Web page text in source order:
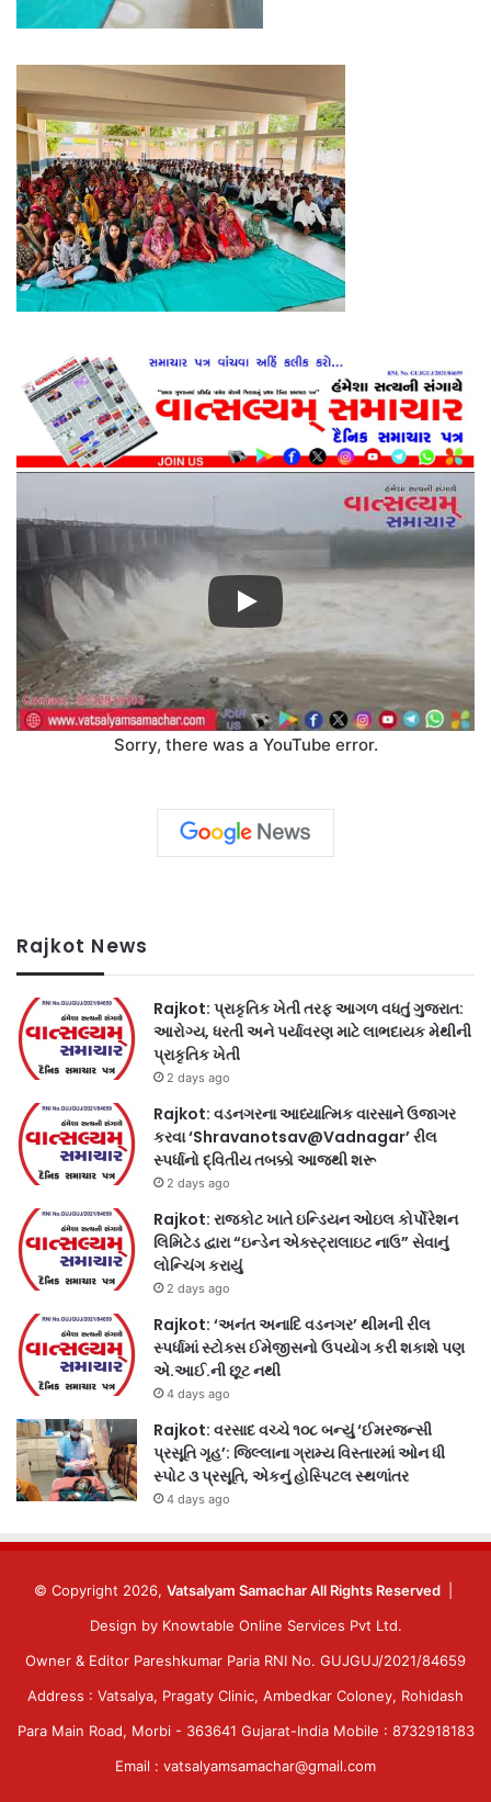
Sorry, there was a YouTube error.
Rajkot News
Rajkot: પ્રાકૃતિક ખેતી તરફ આગળ વધતું ગુજરાત:
આરોગ્ય, ધરતી અને પર્યાવરણ માટે લાભદાયક મેથીની
પ્રાકૃતિક ખેતી
2 days ago
Rajkot: વડનગરના આધ્યાત્મિક વારસાને ઉજાગર
કરવા ‘Shravanotsav@Vadnagar’ રીલ
સ્પર્ધાનો દ્વિતીય તબક્કો આજથી શરૂ
2 days ago
Rajkot: રાજકોટ ખાતે ઇન્ડિયન ઓઇલ કોર્પોરેશન
લિમિટેડ દ્વારા “ઇન્ડેન એક્સ્ટ્રાલાઇટ નાઉ” સેવાનું
લોન્ચિંગ કરાયું
2 days ago
Rajkot: ‘અનંત અનાદિ વડનગર’ થીમની રીલ
સ્પર્ધામાં સ્ટોક્સ ઈમેજીસનો ઉપયોગ કરી શકાશે પણ
એ.આઈ.ની છૂટ નથી
4 days ago
Rajkot: વરસાદ વચ્ચે ૧૦૮ બન્યું ‘ઈમરજન્સી
પ્રસૂતિ ગૃહ’: જિલ્લાના ગ્રામ્ય વિસ્તારમાં ઓન ધી
સ્પોટ ૩ પ્રસૂતિ, એકનું હોસ્પિટલ સ્થળાંતર
4 days ago
© Copyright 2026, Vatsalyam Samachar All Rights Reserved
Design by Knowtable Online Services Pvt Ltd.
Owner & Editor Pareshkumar Paria RNI No. GUJGUJ/2021/84659
Address : Vatsalya, Pragaty Clinic, Ambedkar Coloney, Rohidash
Para Main Road, Morbi - 363641 Gujarat-India Mobile : 8732918183
Email : vatsalyamsamachar@gmail.com